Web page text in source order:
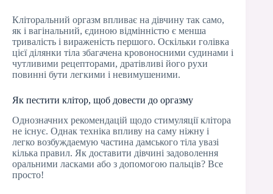
Кліторальний оргазм впливає на дівчину так само,
як і вагінальний, єдиною відмінністю є менша
тривалість і вираженість першого. Оскільки голівка
цієї ділянки тіла збагачена кровоносними судинами і
чутливими рецепторами, дратівливі його рухи
повинні бути легкими і невимушеними.
Як пестити клітор, щоб довести до оргазму
Однозначних рекомендацій щодо стимуляції клітора
не існує. Однак техніка впливу на саму ніжну і
легко возбуждаемую частина дамського тіла увазі
кілька правил. Як доставити дівчині задоволення
оральними ласками або з допомогою пальців? Все
просто!